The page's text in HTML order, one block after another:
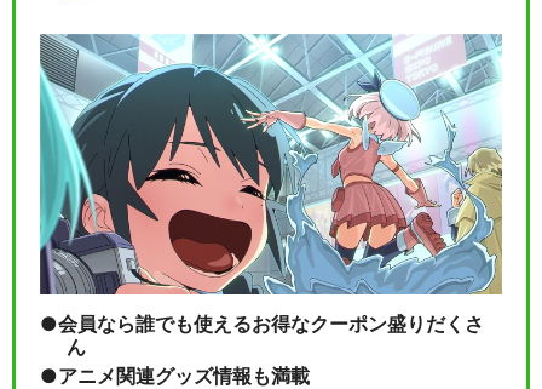
会員なら誰でも使えるお得なクーポン盛りだくさ
ん
アニメ関連グッズ情報も満載